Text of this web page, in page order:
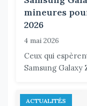
mineures
2026
4 mai 2026
Ceux qui
Samsung
ACTUALITÉS